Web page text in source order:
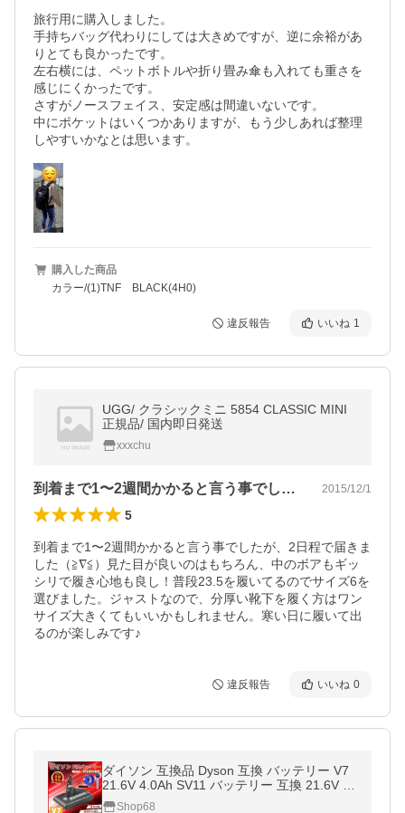
旅行用に購入しました。
手持ちバッグ代わりにしては大きめですが、逆に余裕があ
りとても良かったです。
左右横には、ペットボトルや折り畳み傘も入れても重さを
感じにくかったです。
さすがノースフェイス、安定感は間違いないです。
中にポケットはいくつかありますが、もう少しあれば整理
しやすいかなとは思います。
購入した商品
カラー/(1)TNF BLACK(4H0)
違反報告 いいね 1
UGG/ クラシックミニ 5854 CLASSIC MINI
正規品/ 国内即日発送
xxxchu
到着まで1〜2週間かかると言う事でした… 2015/12/1
5
到着まで1〜2週間かかると言う事でしたが、2日程で届きま
した（≧∇≦）見た目が良いのはもちろん、中のボアもギッ
シリで履き心地も良し！普段23.5を履いてるのでサイズ6を
選びました。ジャストなので、分厚い靴下を履く方はワン
サイズ大きくてもいいかもしれません。寒い日に履いて出
るのが楽しみです♪
違反報告 いいね 0
ダイソン 互換品 Dyson 互換 バッテリー V7
21.6V 4.0Ah SV11 バッテリー 互換 21.6V V
7Animal Motorhead Absolute Fluffy slim (V7/
Shop68